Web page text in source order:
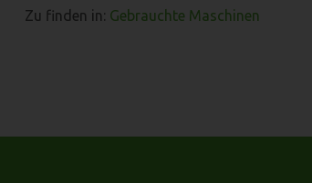
Zu finden in: Gebrauchte Maschinen